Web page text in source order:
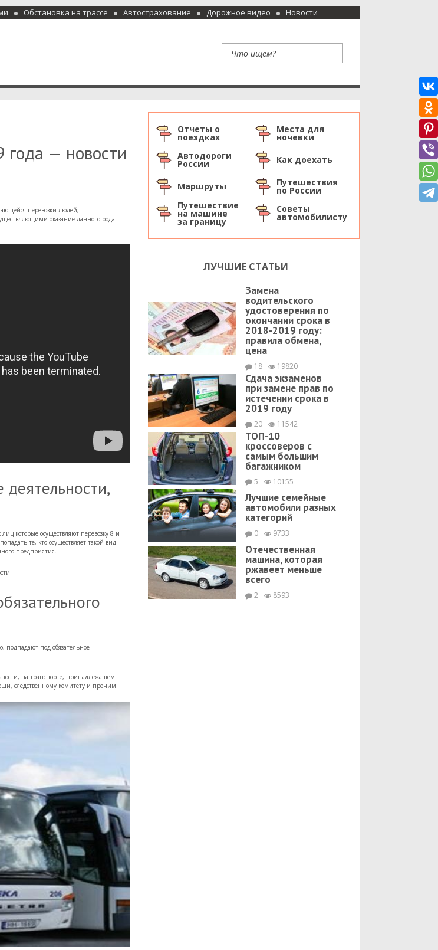
Обстановка на трассе Автострахование Дорожное видео Новости
года — новости
перевозки людей,
оказание данного рода
которые осуществляют перевозку 8 и
те, кто осуществляет такой вид
предприятия.
подпадают под обязательное
на транспорте, принадлежащем
следственному комитету и прочим.
Отчеты о
поездках
Места для
ночевки
Автодороги
России Как доехать
Маршруты Путешествия
по России
Путешествие
на машине
за границу
Советы
автомобилисту
ЛУЧШИЕ СТАТЬИ
Замена
водительского
удостоверения по
окончании срока в
2018-2019 году:
правила обмена,
цена
18 19820
Сдача экзаменов
при замене прав по
истечении срока в
2019 году
20 11542
ТОП-10
кроссоверов с
самым большим
багажником
5 10155
Лучшие семейные
автомобили разных
категорий
0 9733
Отечественная
машина, которая
ржавеет меньше
всего
2 8593